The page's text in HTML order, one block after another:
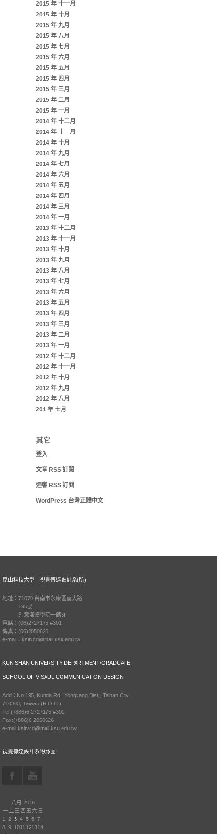
2015 年 十一月
2015 年 十月
2015 年 九月
2015 年 八月
2015 年 七月
2015 年 六月
2015 年 五月
2015 年 四月
2015 年 三月
2015 年 二月
2015 年 一月
2014 年 十二月
2014 年 十一月
2014 年 十月
2014 年 九月
2014 年 七月
2014 年 六月
2014 年 五月
2014 年 四月
2014 年 三月
2014 年 一月
2013 年 十二月
2013 年 十一月
2013 年 十月
2013 年 九月
2013 年 八月
2013 年 七月
2013 年 六月
2013 年 五月
2013 年 四月
2013 年 三月
2013 年 二月
2013 年 一月
2012 年 十二月
2012 年 十一月
2012 年 十月
2012 年 九月
2012 年 八月
201 年 七月
其它
登入
文章 RSS 訂閱
迴響 RSS 訂閱
WordPress 台灣正體中文
崑山科技大學 視覺傳達設計系(所)
地址：71070 台南市永康區崑大路
195號
創意媒體學院一館3F
電話：(06)2727175 #301
傳真：(06)2050626
e-mail：ksitvcd@mail.ksu.edu.tw
KUN SHAN UNIVERSITY DEPARTMENT/GRADUATE
SCHOOL OF VISAUL COMMUNICATION DESIGN
Add：No.195, Kunda Rd., Yongkang Dist., Tainan City
710303, Taiwan (R.O.C.)
Tel:(+886)6-2727175 #301
Fax:(+886)6-2050626
e-mail:ksitvcd@mail.ksu.edu.tw
視覺傳達設計系粉絲團
八月 2016
一 二 三 四 五六 日
1
2 3 4 5 6 7
8 9 1011 121314